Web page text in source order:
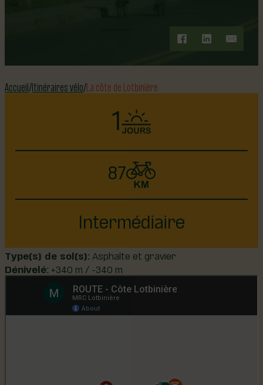
Accueil Itinéraires vélo La côte de Lotbinière
1
87
Intermédiaire
Type(s) de sol(s): Asphalte et gravier
Dénivelé: +340 m / -340 m